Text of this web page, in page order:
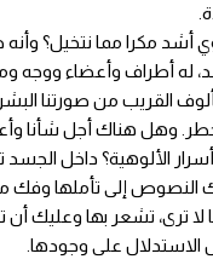
أشد مكرا مما نتخيل؟ وأنه
له أطراف وأعضاء ووجه
القريب من صورتنا
وهل هناك أجل شأنا
الألوهية؟ داخل الجسد
النصوص إلى تأملها وفك
ترى، تشعر بها وعليك أن
الاستدلال على وجودها.